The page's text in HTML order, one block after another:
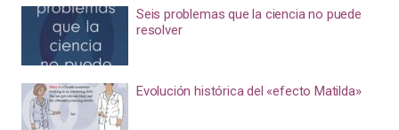
Seis problemas que la ciencia no puede
resolver
Evolución histórica del «efecto Matilda»